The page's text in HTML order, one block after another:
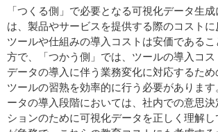
「つくる側」で必要となる可視化データ生
は、製品やサービスを提供する際のコストに
ツールや仕組みの導入コストは安価である
方で、「つかう側」では、ツールの導入コ
データの導入に伴う業務変化に対応するた
ツールの習熟を効率的に行う必要がありま
ータの導入段階においては、社内での意思
ションのために可視化データを正しく理解